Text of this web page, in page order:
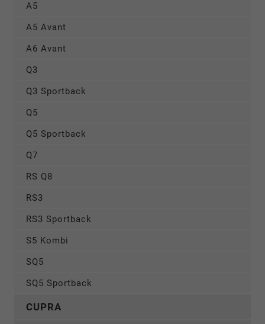
A5
A5 Avant
A6 Avant
Q3
Q3 Sportback
Q5
Q5 Sportback
Q7
RS Q8
RS3
RS3 Sportback
S5 Kombi
SQ5
SQ5 Sportback
CUPRA